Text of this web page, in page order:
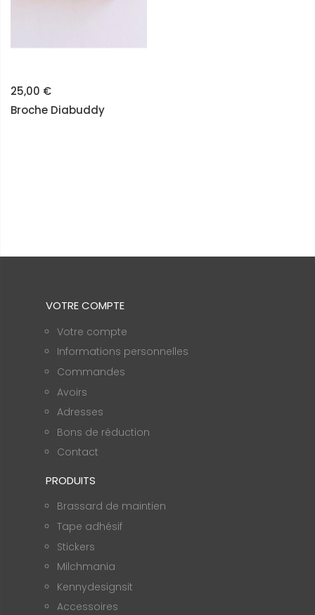
25,00 €
Broche Diabuddy
VOTRE COMPTE
Votre compte
Informations personnelles
Commandes
Avoirs
Adresses
Bons de réduction
Contact
PRODUITS
Brassard de maintien
Tape adhésif
Stickers
Milchmania
Kennydesignsit
Accessoires